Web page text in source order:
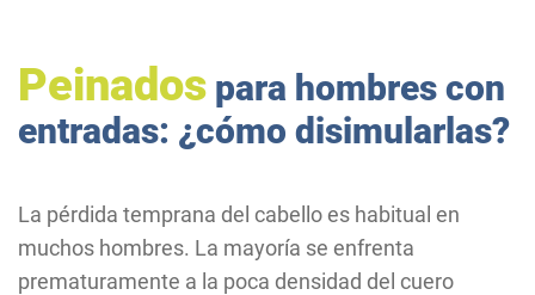
Peinados para hombres con
entradas: ¿cómo disimularlas?
La pérdida temprana del cabello es habitual en
muchos hombres. La mayoría se enfrenta
prematuramente a la poca densidad del cuero